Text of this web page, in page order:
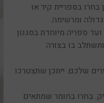
בספריית קיר או
ומרשימה.
ספריה מיוחדת בסגנון
בו בצורה
שלכם. ייתכן שתצטרכו
בחרו בחומר שמתאים